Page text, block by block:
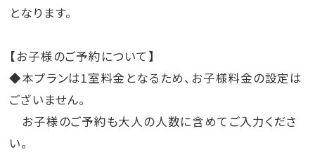
となります。
【お子様のご予約について】
◆本プランは1室料金となるため、お子様料金の設定は
ございません。
お子様のご予約も大人の人数に含めてご入力くださ
い。